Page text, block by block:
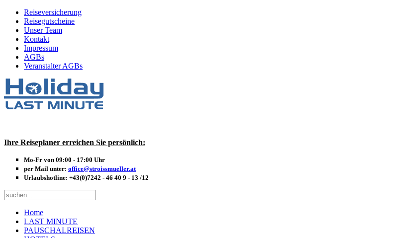
Reiseversicherung
Reisegutscheine
Unser Team
Kontakt
Impressum
AGBs
Veranstalter AGBs
Ihre Reiseplaner erreichen Sie persönlich:
Mo-Fr von 09:00 - 17:00 Uhr
per Mail unter: office@stroissmueller.at
Urlaubshotline: +43(0)7242 - 46 40 9 - 13 /12
Home
LAST MINUTE
PAUSCHALREISEN